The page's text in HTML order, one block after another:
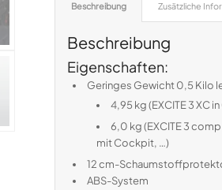
Beschreibung Zusätzliche
Beschreibung
Eigenschaften:
Geringes Gewicht 0,5 Kilo
4,95 kg (EXCITE 3 XC
6,0 kg (EXCITE 3
mit Cockpit, …)
12 cm-
ABS-System